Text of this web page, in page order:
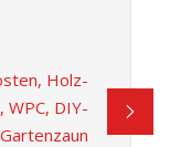
Holz-
DIY-